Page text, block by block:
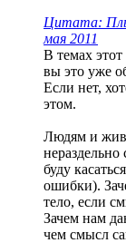
Цитата:
мая 2011
В темах
вы это уже
Если нет,
этом.
Людям и
нераздельно
буду
ошибки).
тело, если
Зачем нам
чем смысл